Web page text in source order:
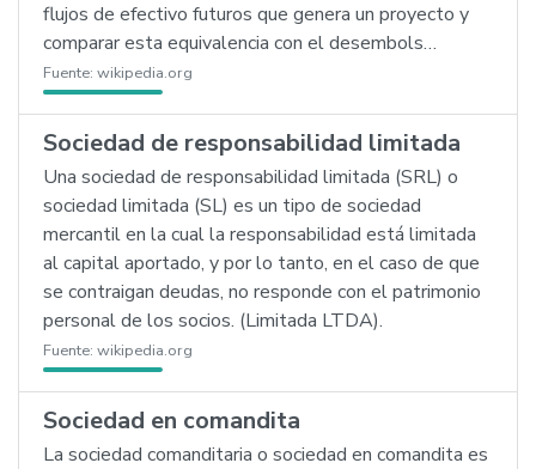
flujos de efectivo futuros que genera un proyecto y
comparar esta equivalencia con el desembols…
Fuente: wikipedia.org
Sociedad de responsabilidad limitada
Una sociedad de responsabilidad limitada (SRL) o
sociedad limitada (SL) es un tipo de sociedad
mercantil en la cual la responsabilidad está limitada
al capital aportado, y por lo tanto, en el caso de que
se contraigan deudas, no responde con el patrimonio
personal de los socios. (Limitada LTDA).
Fuente: wikipedia.org
Sociedad en comandita
La sociedad comanditaria o sociedad en comandita es